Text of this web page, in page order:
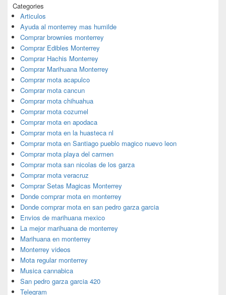
Categories
Articulos
Ayuda al monterrey mas humilde
Comprar brownies monterrey
Comprar Edibles Monterrey
Comprar Hachis Monterrey
Comprar Marihuana Monterrey
Comprar mota acapulco
Comprar mota cancun
Comprar mota chihuahua
Comprar mota cozumel
Comprar mota en apodaca
Comprar mota en la huasteca nl
Comprar mota en Santiago pueblo magico nuevo leon
Comprar mota playa del carmen
Comprar mota san nicolas de los garza
Comprar mota veracruz
Comprar Setas Magicas Monterrey
Donde comprar mota en monterrey
Donde comprar mota en san pedro garza garcia
Envios de marihuana mexico
La mejor marihuana de monterrey
Marihuana en monterrey
Monterrey videos
Mota regular monterrey
Musica cannabica
San pedro garza garcia 420
Telegram